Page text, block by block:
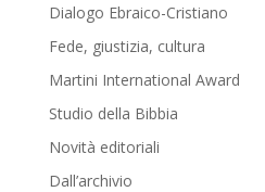
Dialogo Ebraico-Cristiano
Fede, giustizia, cultura
Martini International Award
Studio della Bibbia
Novità editoriali
Dall’archivio